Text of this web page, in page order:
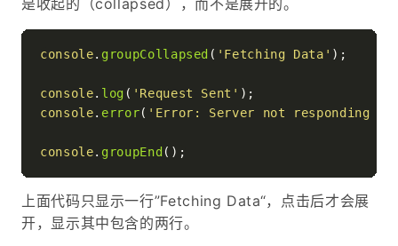
console. groupCollapsed ( 'Fetching Data' );
console. log ( 'Request Sent'
console. error( 'Error: Server not responding
console. groupEnd
上面代码只显示一行”Fetching Data“，点击后才会展
开，显示其中包含的两行。